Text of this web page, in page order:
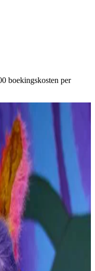
boekingskosten per